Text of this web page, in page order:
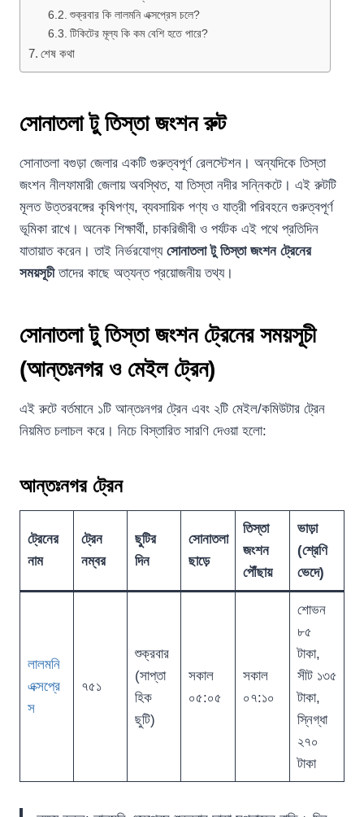
শুক্রবার কি লালমনি এক্সপ্রেস চলে?
টিকিটের মূল্য কি কম বেশি হতে পারে?
শেষ কথা
সোনাতলা টু তিস্তা জংশন রুট
সোনাতলা বগুড়া জেলার একটি গুরুত্বপূর্ণ রেলস্টেশন। অন্যদিকে তিস্তা
জংশন নীলফামারী জেলায় অবস্থিত, যা তিস্তা নদীর সন্নিকটে। এই রুটটি
মূলত উত্তরবঙ্গের কৃষিপণ্য, ব্যবসায়িক পণ্য ও যাত্রী পরিবহনে গুরুত্বপূর্ণ
ভূমিকা রাখে। অনেক শিক্ষার্থী, চাকরিজীবী ও পর্যটক এই পথে প্রতিদিন
যাতায়াত করেন। তাই নির্ভরযোগ্য সোনাতলা টু তিস্তা জংশন ট্রেনের
সময়সূচীতাদের কাছে অত্যন্ত প্রয়োজনীয় তথ্য।
সোনাতলা টু তিস্তা জংশন ট্রেনের সময়সূচী
(আন্তঃনগর ও মেইল ট্রেন)
এই রুটে বর্তমানে ১টি আন্তঃনগর ট্রেন এবং ২টি মেইল/কমিউটার ট্রেন
নিয়মিত চলাচল করে। নিচে বিস্তারিত সারণি দেওয়া হলো:
আন্তঃনগর ট্রেন
ট্রেনের
নাম
ট্রেন
নম্বর
ছুটির
দিন
সোনাতলা
ছাড়ে
তিস্তা
জংশন
পৌঁছায়
ভাড়া
(শ্রেণি
ভেদে)
লালমনি
এক্সপ্রে
স
৭৫১
শুক্রবার
(সাপ্তা
হিক
ছুটি)
সকাল
০৫:০৫
সকাল
০৭:১০
শোভন
৮৫
টাকা,
সীট ১৩৫
টাকা,
স্নিগ্ধা
২৭০
টাকা